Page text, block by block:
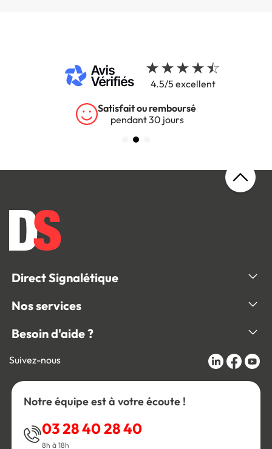
4.5/5 excellent
Satisfait ou remboursé
pendant 30 jours
Direct Signalétique
Nos services
Besoin d'aide ?
Suivez-nous
Notre équipe est à votre écoute !
03 28 40 28 40
8h à 18h